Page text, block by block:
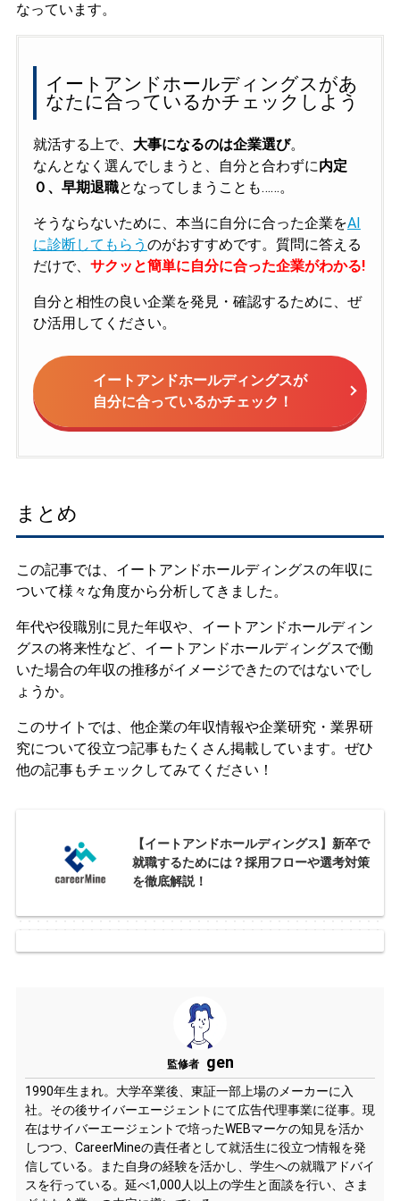
なっています。
イートアンドホールディングスがあ
なたに合っているかチェックしよう
就活する上で、 大事になるのは企業選び。
なんとなく選んでしまうと、自分と合わずに内定
０、早期退職となってしまうことも……。
そうならないために、本当に自分に合った企業をAI
に診断してもらう のがおすすめです。質問に答える
だけで、 サクッと簡単に自分に合った企業がわかる!
自分と相性の良い企業を発見・確認するために、ぜ
ひ活用してください。
イートアンドホールディングスが
自分に合っているかチェック！
まとめ
この記事では、イートアンドホールディングスの年収に
ついて様々な角度から分析してきました。
年代や役職別に見た年収や、イートアンドホールディン
グスの将来性など、イートアンドホールディングスで働
いた場合の年収の推移がイメージできたのではないでし
ょうか。
このサイトでは、他企業の年収情報や企業研究・業界研
究について役立つ記事もたくさん掲載しています。ぜひ
他の記事もチェックしてみてください！
【イートアンドホールディングス】新卒で
就職するためには？採用フローや選考対策
を徹底解説！
監修者 gen
1990年生まれ。大学卒業後、東証一部上場のメーカーに入
社。その後サイバーエージェントにて広告代理事業に従事。現
在はサイバーエージェントで培ったWEBマーケの知見を活か
しつつ、CareerMineの責任者として就活生に役立つ情報を発
信している。また自身の経験を活かし、学生への就職アドバイ
スを行っている。延べ1,000人以上の学生と面談を行い、さま